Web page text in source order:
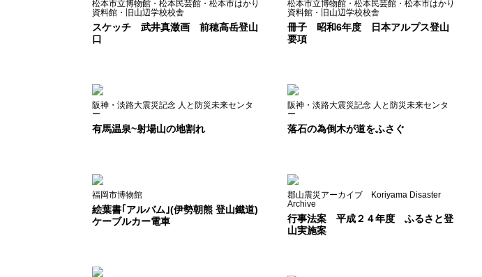
松本市立博物館・松本民芸館・松本市はかり
資料館・旧山辺学校校舎
スケッチ 武井真澂画 前穂高岳登山
口
松本市立博物館・松本民芸館・松本市はかり
資料館・旧山辺学校校舎
冊子 昭和6年度 日本アルプス登山
要項
阪神・淡路大震災記念 人と防災未来センタ
ー
有馬温泉~射場山の地割れ
阪神・淡路大震災記念 人と防災未来センタ
ー
落石の為倒木が道をふさぐ
福岡市博物館
絵葉書｢アルバム｣(伊勢朝熊 登山鐵道)
ケーブルカー電車
郡山震災アーカイブ Koriyama Disaster
Archive
行事法案 平成２４年度 ふるさと登
山実施案